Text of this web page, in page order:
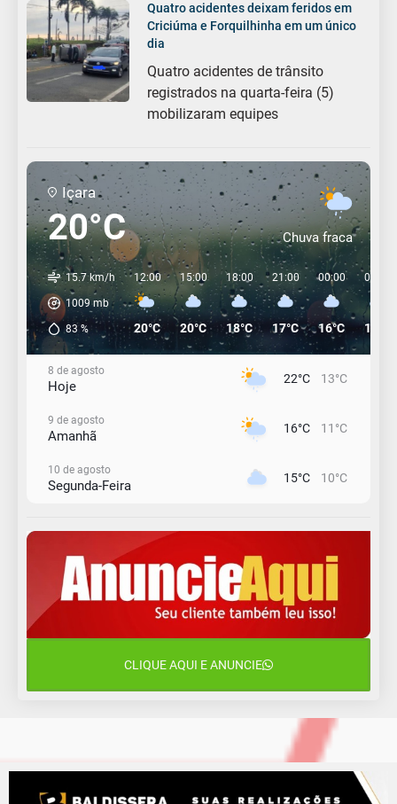
Quatro acidentes deixam feridos em
Criciúma e Forquilhinha em um único
dia
Quatro acidentes de trânsito
registrados na quarta-feira (5)
mobilizaram equipes
Içara
20°C Chuva fraca
15.7 km/h
1009 mb
83%
12:00
20°C
15:00
20°C
18:00
18°C
21:00
17°C
00:00
16°C
03:00
15°C
8 de agosto
Hoje 22°C 13°C
9 de agosto
Amanhã 16°C 11°C
10 de agosto
Segunda-Feira 15°C 10°C
Terça-Feira
12 de agosto
Quarta-Feira
Quinta-Feira
CLIQUE AQUI E ANUNCIE